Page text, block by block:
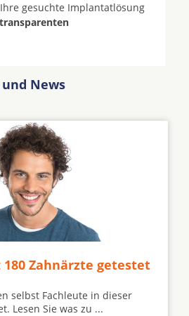
gesuchte Implantatlösung
News
Zahnärzte getestet
selbst Fachleute in dieser
Lesen Sie was zu ...